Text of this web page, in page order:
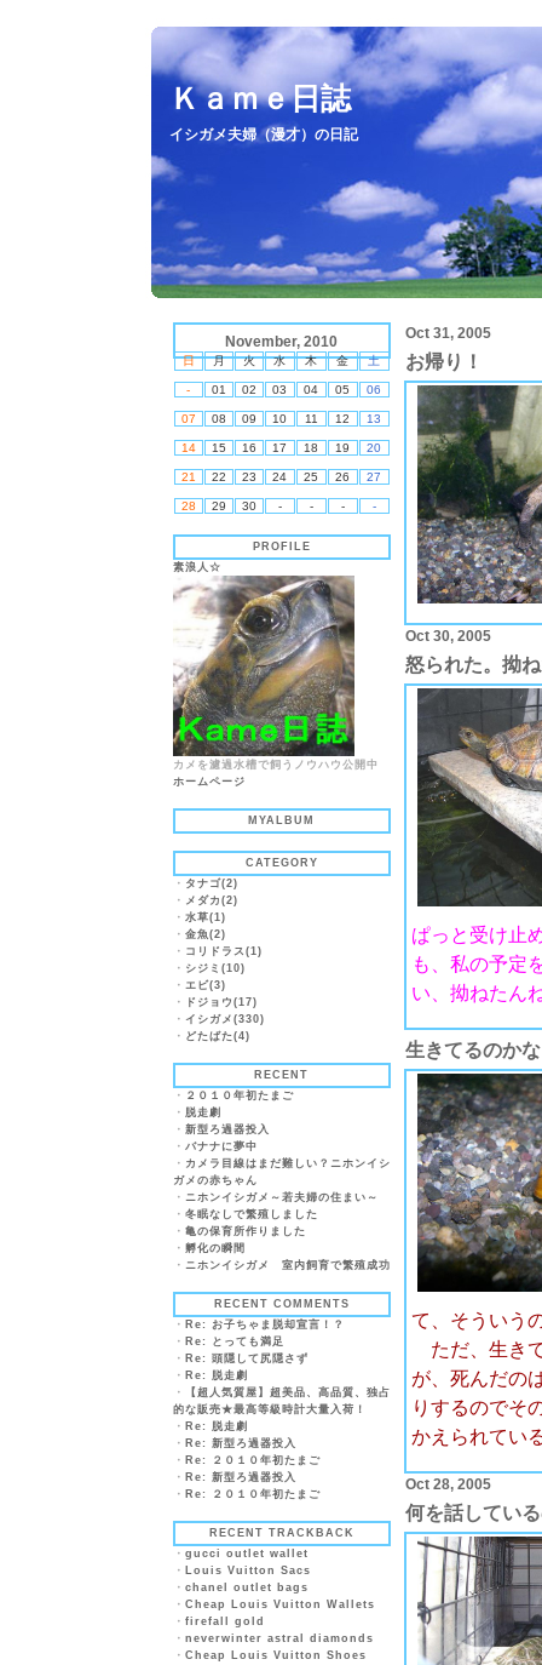
Ｋａｍｅ日誌
イシガメ夫婦（漫才）の日記
November, 2010
日 月 火 水 木 金 土
- 01 02 03 04 05 06
07 08 09 10 11 12 13
14 15 16 17 18 19 20
21 22 23 24 25 26 27
28 29 30 - - - -
PROFILE
素浪人☆
カメを濾過水槽で飼うノウハウ公開中
ホームページ
MYALBUM
CATEGORY
・ タナゴ(2)
・ メダカ(2)
・ 水草(1)
・ 金魚(2)
・ コリドラス(1)
・ シジミ(10)
・ エビ(3)
・
ドジョウ(17)
・ イシガメ(330)
・ どたばた(4)
RECENT
・ ２０１０年初たまご
・ 脱走劇
・ 新型ろ過器投入
・ バナナに夢中
・ カメラ目線はまだ難しい？ニホンイシ
ガメの赤ちゃん
・ ニホンイシガメ～若夫婦の住まい～
・ 冬眠なしで繁殖しました
・ 亀の保育所作りました
・ 孵化の瞬間
・ ニホンイシガメ 室内飼育で繁殖成功
RECENT COMMENTS
・ Re: お子ちゃま脱却宣言！？
・ Re: とっても満足
・ Re: 頭隠して尻隠さず
・ Re: 脱走劇
・
【超人気質屋】超美品、高品質、独占
的な販売★最高等級時計大量入荷！
・ Re: 脱走劇
・ Re: 新型ろ過器投入
・ Re: ２０１０年初たまご
・ Re: 新型ろ過器投入
・ Re: ２０１０年初たまご
RECENT TRACKBACK
・ gucci outlet wallet
・ Louis Vuitton Sacs
・ chanel outlet bags
・ Cheap Louis Vuitton Wallets
・ firefall gold
・ neverwinter astral diamonds
・ Cheap Louis Vuitton Shoes
Oct 31, 2005
お帰り！
Oct 30, 2005
怒られた。拗
ぱっと受け止
も、私の予定
い、拗ねたん
生きてるのか
て、そういう
ただ、生き
が、死んだの
りするのでそ
かえられてい
Oct 28, 2005
何を話してい